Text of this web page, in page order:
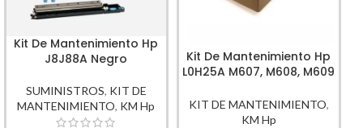
Kit De Mantenimiento Hp
J8J88A Negro
SUMINISTROS, KIT DE
MANTENIMIENTO, KM Hp
Kit De Mantenimiento Hp
L0H25A M607, M608, M609
KIT DE MANTENIMIENTO,
KM Hp